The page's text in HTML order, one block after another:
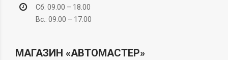
Сб: 09.00 – 18.00
Вс.: 09.00 – 17.00
МАГАЗИН «АВТОМАСТЕР»